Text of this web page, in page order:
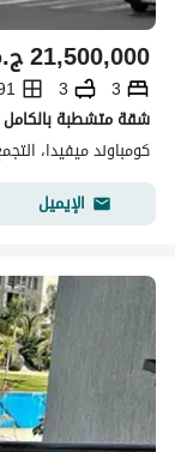
21,500,000
3
3
191
كومباوند ميفيدا،
الإيميل